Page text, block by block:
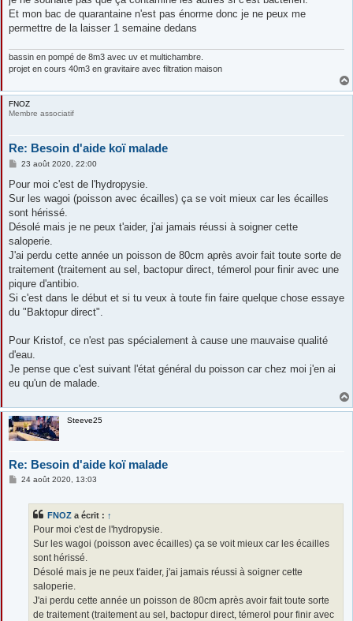
Et mon bac de quarantaine n'est pas énorme donc je ne peux me
permettre de la laisser 1 semaine dedans
bassin en pompé de 8m3 avec uv et multichambre.
projet en cours 40m3 en gravitaire avec filtration maison
FNOZ
Membre associatif
Re: Besoin d'aide koï malade
M
s
a
g
23 août 2020, 22:00
Pour moi c'est de l'hydropysie.
Sur les wagoi (poisson avec écailles) ça se voit mieux car les écailles
sont hérissé.
Désolé mais je ne peux t'aider, j'ai jamais réussi à soigner cette
saloperie.
J'ai perdu cette année un poisson de 80cm après avoir fait toute sorte de
traitement (traitement au sel, bactopur direct, témerol pour finir avec une
piqure d'antibio.
Si c'est dans le début et si tu veux à toute fin faire quelque chose essaye
du "Baktopur direct".
Pour Kristof, ce n'est pas spécialement à cause une mauvaise qualité
d'eau.
Je pense que c'est suivant l'état général du poisson car chez moi j'en ai
eu qu'un de malade.
Steeve25
Re: Besoin d'aide koï malade
M24 août 2020, 13:03
FNOZ a écrit : ↑
Pour moi c'est de l'hydropysie.
Sur les wagoi (poisson avec écailles) ça se voit mieux car les écailles
sont hérissé.
Désolé mais je ne peux t'aider, j'ai jamais réussi à soigner cette
saloperie.
J'ai perdu cette année un poisson de 80cm après avoir fait toute sorte
de traitement (traitement au sel, bactopur direct, témerol pour finir avec